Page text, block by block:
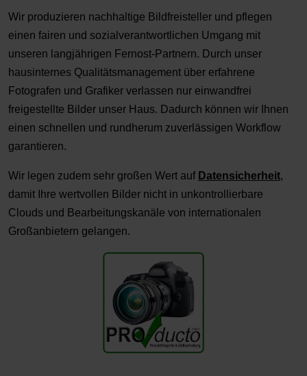
Wir produzieren nachhaltige Bildfreisteller und pflegen
einen fairen und sozialverantwortlichen Umgang mit
unseren langjährigen Fernost-Partnern. Durch unser
hausinternes Qualitätsmanagement über erfahrene
Fotografen und Grafiker verlassen nur einwandfrei
freigestellte Bilder unser Haus. Dadurch können wir Ihnen
einen schnellen und rundherum zuverlässigen Workflow
garantieren.
Wir legen zudem sehr großen Wert auf Datensicherheit,
damit Ihre wertvollen Bilder nicht in unkontrollierbare
Clouds und Bearbeitungskanäle von internationalen
Großanbietern gelangen.